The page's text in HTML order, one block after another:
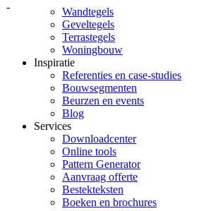
-
Wandtegels
Geveltegels
Terrastegels
Woningbouw
Inspiratie
Referenties en case-studies
Bouwsegmenten
Beurzen en events
Blog
Services
Downloadcenter
Online tools
Pattern Generator
Aanvraag offerte
Bestekteksten
Boeken en brochures